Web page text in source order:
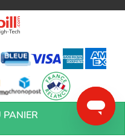
générales de vente
Mentions
Préférences Cookies
Aide &